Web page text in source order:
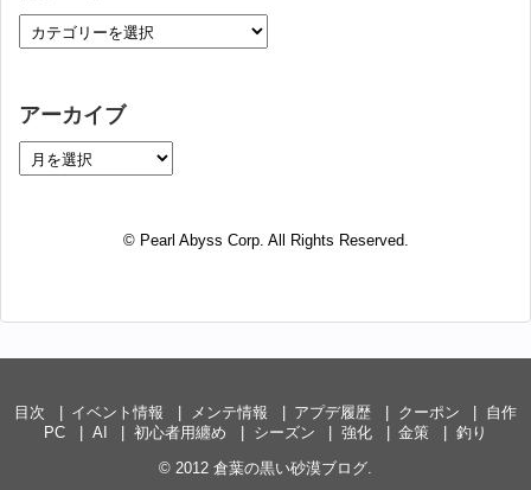
アーカイブ
© Pearl Abyss Corp. All Rights Reserved.
目次 イベント情報 メンテ情報 アプデ履歴 クーポン
自作
PC
AI 初心者用纏め シーズン 強化 金策
釣り
© 2012 倉葉の黒い砂漠ブログ